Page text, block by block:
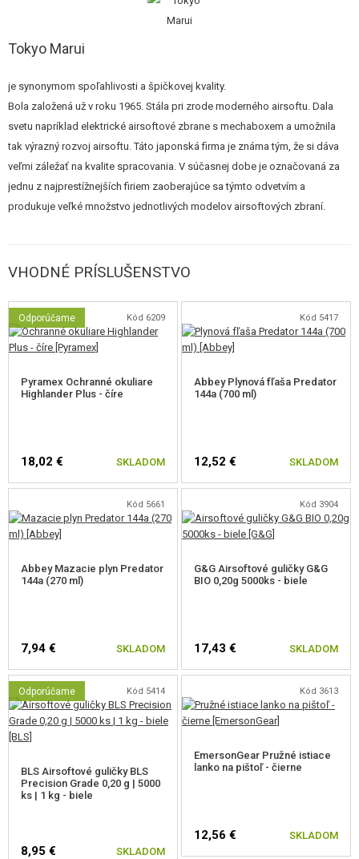
Tokyo Marui
je synonymom spoľahlivosti a špičkovej kvality.
Bola založená už v roku 1965. Stála pri zrode moderného airsoftu. Dala
svetu napríklad elektrické airsoftové zbrane s mechaboxem a umožnila
tak výrazný rozvoj airsoftu. Táto japonská firma je známa tým, že si dáva
veľmi záležať na kvalite spracovania. V súčasnej dobe je označovaná za
jednu z najprestížnejších firiem zaoberajúce sa týmto odvetvím a
produkuje veľké množstvo jednotlivých modelov airsoftových zbraní.
VHODNÉ PRÍSLUŠENSTVO
Odporúčame Kód 6209
Pyramex Ochranné okuliare
Highlander Plus - číre
18,02 € SKLADOM
Kód 5417
Abbey Plynová fľaša Predator
144a (700 ml)
12,52 € SKLADOM
Kód 5661
Abbey Mazacie plyn Predator
144a (270 ml)
7,94 € SKLADOM
Kód 3904
G&G Airsoftové guličky G&G
BIO 0,20g 5000ks - biele
17,43 € SKLADOM
Odporúčame Kód 5414
BLS Airsoftové guličky BLS
Precision Grade 0,20 g | 5000
ks | 1 kg - biele
8,95 € SKLADOM
Kód 3613
EmersonGear Pružné istiace
lanko na pištoľ - čierne
12,56 € SKLADOM